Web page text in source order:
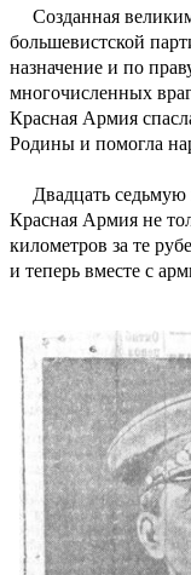
Созданная
большевистской
назначение и по
многочисленных
Красная Армия
Родины и помогла
Двадцать седьмую
Красная Армия не
километров за те
и теперь вместе с